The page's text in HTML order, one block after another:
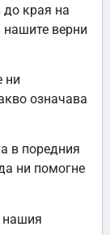
края на
верни
ни
означава
в поредния
ни помогне
нашия